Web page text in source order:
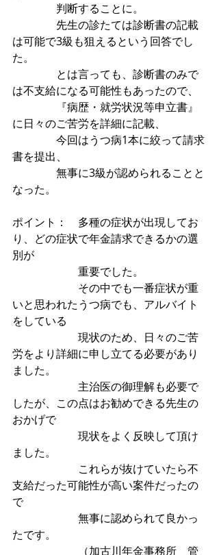
判断することに。
先生の診たては診断書の記載
は可能で3級も狙えるという回答でし
た。
とは言っても、診断書のみで
は不支給になる可能性もあったので、
『病歴・就労状況等申立書』
に日々のご苦労を詳細に記載、
今回はうつ病1本に絞って請求
書を提出、
無事に3級が認められることと
なった。
ポイント：　多種の症状が出現してお
り、どの症状で年金請求できるかの選
別が
重要でした。
その中でも一番症状が重
いと思われたうつ病でも、アルバイト
をしている
現状のため、日々のご苦
労をより詳細に申し立てる必要があり
ました。
主治医の御理解も必要で
したが、この点はお勧めできる先生の
おかげで
現状をよく反映して頂け
ました。
これらが抜けていたら不
支給だった可能性が高い案件だったの
で
無事に認められて良かっ
たです。
（加古川年金事務所　管